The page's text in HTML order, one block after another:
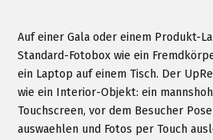
Auf einer Gala oder einem Produkt-
Standard-Fotobox wie ein
ein Laptop auf einem Tisch. Der
wie ein Interior-Objekt: ein
Touchscreen, vor dem Besucher
auswaehlen und Fotos per Touch